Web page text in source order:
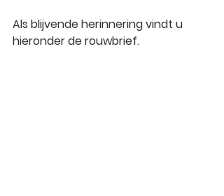
Als blijvende herinnering vindt u
hieronder de rouwbrief.